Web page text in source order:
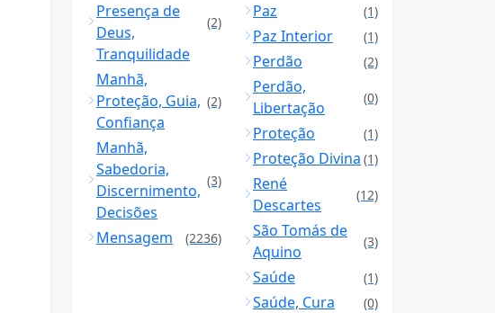
Presença de
Deus,
Tranquilidade
(2)
Manhã,
Proteção, Guia,
Confiança
(2)
Manhã,
Sabedoria,
Discernimento,
Decisões
(3)
Mensagem (2236)
Paz (1)
Paz Interior (1)
Perdão (2)
Perdão,
Libertação
(0)
Proteção (1)
Proteção Divina (1)
René
Descartes
(12)
São Tomás de
Aquino
(3)
Saúde (1)
Saúde, Cura (0)